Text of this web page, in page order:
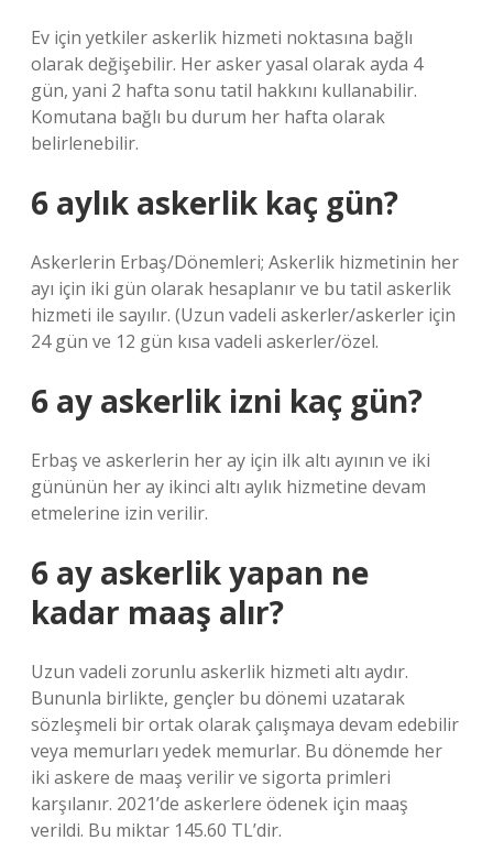
Ev için yetkiler askerlik hizmeti noktasına bağlı
olarak değişebilir. Her asker yasal olarak ayda 4
gün, yani 2 hafta sonu tatil hakkını kullanabilir.
Komutana bağlı bu durum her hafta olarak
belirlenebilir.
6 aylık askerlik kaç gün?
Askerlerin Erbaş/Dönemleri; Askerlik hizmetinin her
ayı için iki gün olarak hesaplanır ve bu tatil askerlik
hizmeti ile sayılır. (Uzun vadeli askerler/askerler için
24 gün ve 12 gün kısa vadeli askerler/özel.
6 ay askerlik izni kaç gün?
Erbaş ve askerlerin her ay için ilk altı ayının ve iki
gününün her ay ikinci altı aylık hizmetine devam
etmelerine izin verilir.
6 ay askerlik yapan ne
kadar maaş alır?
Uzun vadeli zorunlu askerlik hizmeti altı aydır.
Bununla birlikte, gençler bu dönemi uzatarak
sözleşmeli bir ortak olarak çalışmaya devam edebilir
veya memurları yedek memurlar. Bu dönemde her
iki askere de maaş verilir ve sigorta primleri
karşılanır. 2021’de askerlere ödenek için maaş
verildi. Bu miktar 145.60 TL’dir.